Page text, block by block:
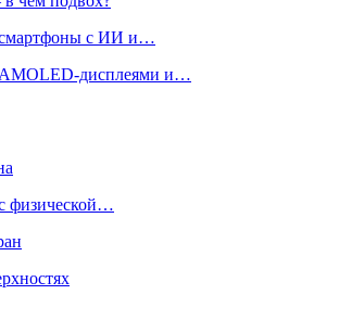
смартфоны с ИИ и…
AMOLED-дисплеями и…
физической…